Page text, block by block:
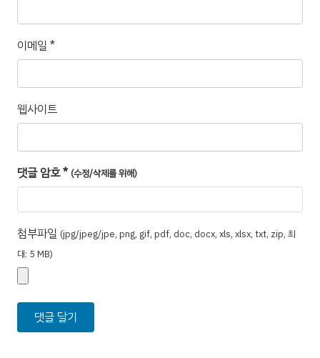
이메일 *
웹사이트
댓글 암호* (수정/삭제를 위해)
첨부파일 (jpg/jpeg/jpe, png, gif, pdf, doc, docx, xls, xlsx, txt, zip, 최
대: 5 MB)